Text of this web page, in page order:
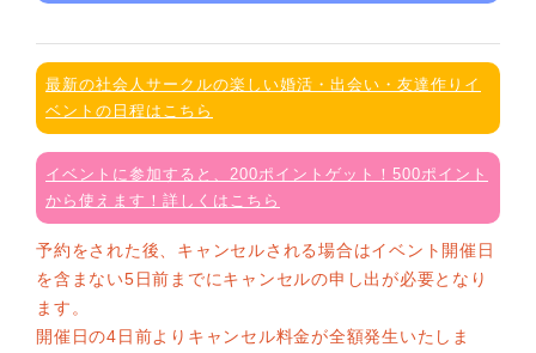
最新の社会人サークルの楽しい婚活・出会い・友達作りイ
ベントの日程はこちら
イベントに参加すると、200ポイントゲット！500ポイント
から使えます！詳しくはこちら
予約をされた後、キャンセルされる場合はイベント開催日
を含まない5日前までにキャンセルの申し出が必要となり
ます。
開催日の4日前よりキャンセル料金が全額発生いたしま